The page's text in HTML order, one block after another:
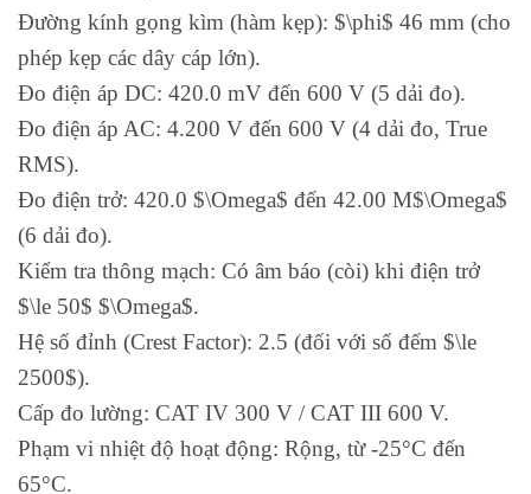
Đường kính gọng kìm (hàm kẹp): $\phi$ 46 mm (cho
phép kẹp các dây cáp lớn).
Đo điện áp DC: 420.0 mV đến 600 V (5 dải đo).
Đo điện áp AC: 4.200 V đến 600 V (4 dải đo, True
RMS).
Đo điện trở: 420.0 $\Omega$ đến 42.00 M$\Omega$
(6 dải đo).
Kiểm tra thông mạch: Có âm báo (còi) khi điện trở
$\le 50$ $\Omega$.
Hệ số đỉnh (Crest Factor): 2.5 (đối với số đếm $\le
2500$).
Cấp đo lường: CAT IV 300 V / CAT III 600 V.
Phạm vi nhiệt độ hoạt động: Rộng, từ -25°C đến
65°C.